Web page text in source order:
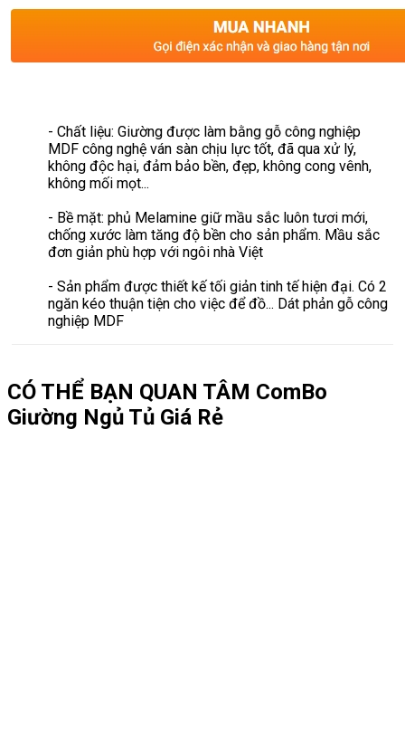
- Chất liệu: Giường được làm bằng gỗ công nghiệp
MDF công nghệ ván sàn chịu lực tốt, đã qua xử lý,
không độc hại, đảm bảo bền, đẹp, không cong vênh,
không mối mọt...
- Bề mặt: phủ Melamine giữ mầu sắc luôn tươi mới,
chống xước làm tăng độ bền cho sản phẩm. Mầu sắc
đơn giản phù hợp với ngôi nhà Việt
- Sản phẩm được thiết kế tối giản tinh tế hiện đại. Có 2
ngăn kéo thuận tiện cho việc để đồ... Dát phản gỗ công
nghiệp MDF
CÓ THỂ BẠN QUAN TÂM ComBo
Giường Ngủ Tủ Giá Rẻ